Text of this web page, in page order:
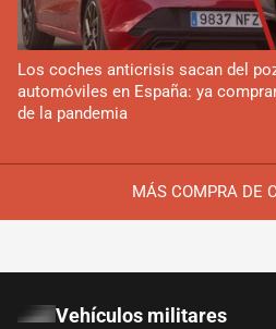
MÁS COMPRA DE
Los coches anticrisis sacan del
automóviles en España: ya
de la pandemia
Vehículos militares